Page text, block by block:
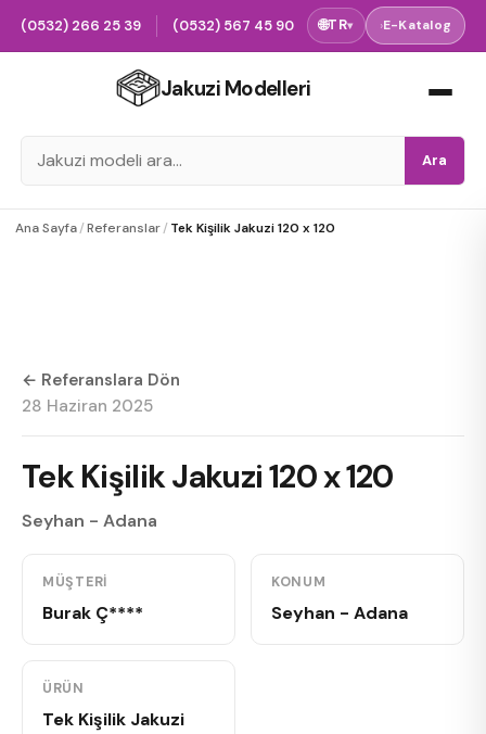
(0532) 266 25 39 (0532) 567 45 90 🌐TR▾ ›E-Katalog
Jakuzi Modelleri
Ara
Ana Sayfa/Referanslar/Tek Kişilik Jakuzi 120 x 120
← Referanslara Dön
28 Haziran 2025
Tek Kişilik Jakuzi 120 x 120
Seyhan - Adana
MÜŞTERI
Burak Ç****
KONUM
Seyhan - Adana
ÜRÜN
Tek Kişilik Jakuzi